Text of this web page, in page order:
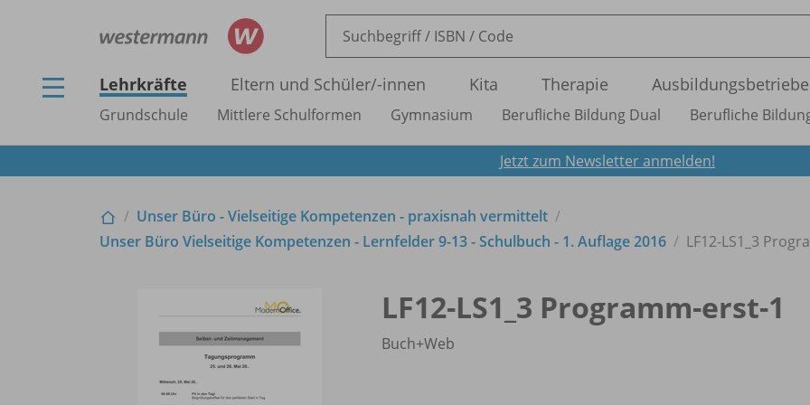
Lehrkräfte Eltern und Schüler/-innen Kita Therapie Ausbildungsbetriebe
Grundschule Mittlere Schulformen Gymnasium Berufliche Bildung Dual Berufliche
Jetzt zum Newsletter anmelden!
Unser Büro - Vielseitige Kompetenzen - praxisnah vermittelt
Unser Büro Vielseitige Kompetenzen - Lernfelder 9-13 - Schulbuch - 1. Auflage 2016
LF12-LS1_ 3
LF12-LS1_ 3 Programm-erst-1
Buch+Web